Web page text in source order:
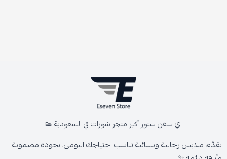
اي سفن ستور أكبر متجر شوزات في السعودية 👟
يقدّم ملابس رجالية ونسائية تناسب احتياجك اليومي، بجودة مضمونة